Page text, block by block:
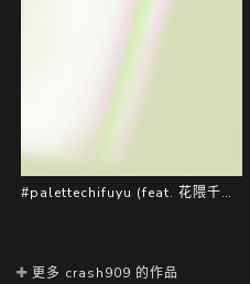
#palettechifuyu (feat. 花隈千冬 & ずんだもん)
更多 crash909 的作品